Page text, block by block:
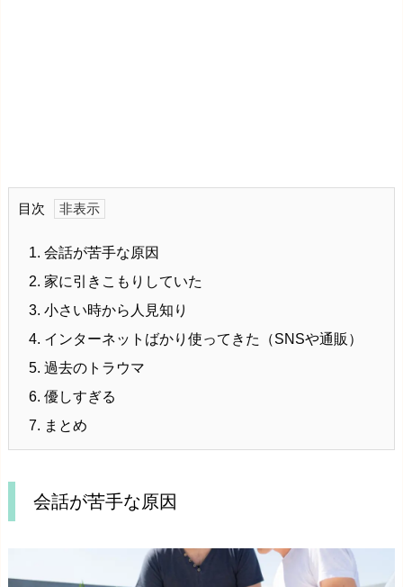
目次
1. 会話が苦手な原因
2. 家に引きこもりしていた
3. 小さい時から人見知り
4. インターネットばかり使ってきた（SNSや通販）
5. 過去のトラウマ
6. 優しすぎる
7. まとめ
会話が苦手な原因